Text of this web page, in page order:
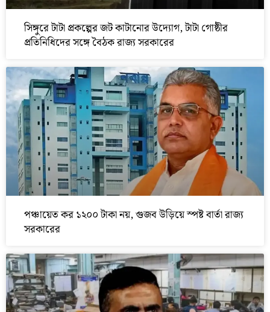
সিঙ্গুরে টাটা প্রকল্পের জট কাটানোর উদ্যোগ, টাটা গোষ্ঠীর
প্রতিনিধিদের সঙ্গে বৈঠক রাজ্য সরকারের
পঞ্চায়েত কর ১২০০ টাকা নয়, গুজব উড়িয়ে স্পষ্ট বার্তা রাজ্য
সরকারের